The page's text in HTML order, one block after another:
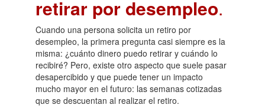
retirar por desempleo.
Cuando una persona solicita un retiro por
desempleo, la primera pregunta casi siempre es la
misma: ¿cuánto dinero puedo retirar y cuándo lo
recibiré? Pero, existe otro aspecto que suele pasar
desapercibido y que puede tener un impacto
mucho mayor en el futuro: las semanas cotizadas
que se descuentan al realizar el retiro.